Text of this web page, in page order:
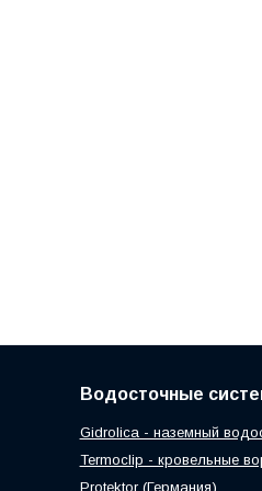
Водосточные
Gidrolica - наземный
Termoclip - кровельные
Protektor (Германия)